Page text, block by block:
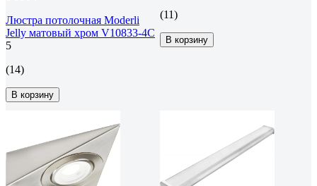
Люстра потолочная Moderli
Jelly матовый хром V10833-4C
5
(14)
В корзину
(11)
В корзину